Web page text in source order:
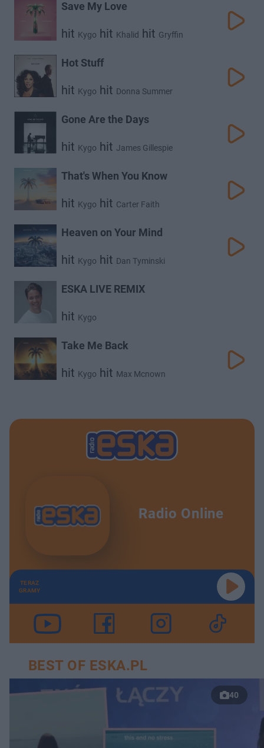
Save My Love
hit Kygo hit Khalid hit Gryffin
Hot Stuff
hit Kygo hit Donna Summer
Gone Are the Days
hit Kygo hit James Gillespie
That's When You Know
hit Kygo hit Carter Faith
Heaven on Your Mind
hit Kygo hit Dan Tyminski
ESKA LIVE REMIX
hit Kygo
Take Me Back
hit Kygo hit Max Mcnown
Radio Online
TERAZ
GRAMY
BEST OF ESKA.PL
40